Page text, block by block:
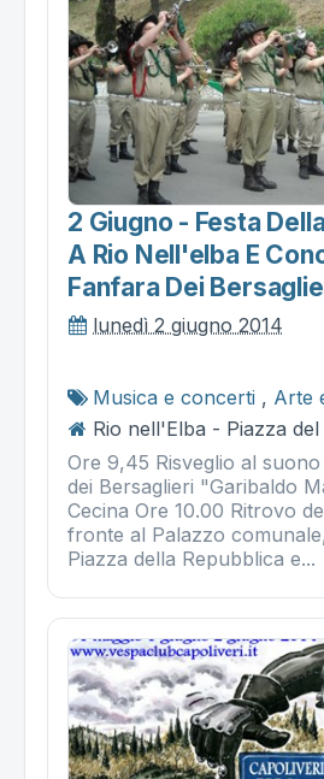
2 Giugno - Festa
A Rio Nell'elba E
Fanfara Dei
lunedì 2 giugno 2014
Musica e concerti , Arte
Rio nell'Elba - Piazza
Ore 9,45 Risveglio al
dei Bersaglieri "Garibaldo
Cecina Ore 10.00 Ritrovo
fronte al Palazzo
Piazza della Repubblica e...